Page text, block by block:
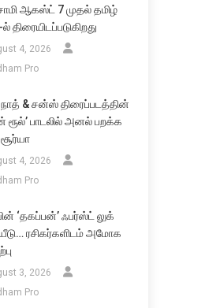
ஆகஸ்ட் 7 முதல் தமிழ்
திரையிடப்படுகிறது
4, 2026
Pro
& சன்ஸ் திரைப்படத்தின்
ரூல்’ பாடலில் அனல் பறக்க
4, 2026
Pro
‘தகப்பன்’ ஃபர்ஸ்ட் லுக்
ரசிகர்களிடம் அமோக
3, 2026
Pro